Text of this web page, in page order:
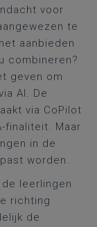
voor
te
aanbieden
combineren?
geven om
AI. De
via CoPilot
finaliteit. Maar
in de
worden.
leerlingen
richting
de